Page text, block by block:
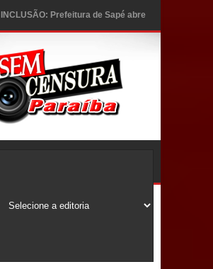
INCLUSÃO: Prefeitura de Sapé abre
Social; veja documentação
necessária!